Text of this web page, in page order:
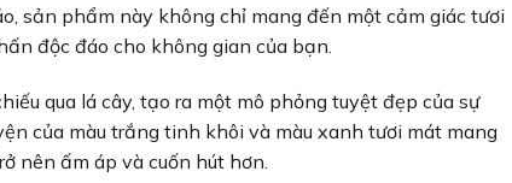
sản phẩm này không chỉ mang đến một cảm giác tươi
độc đáo cho không gian của bạn.
qua lá cây, tạo ra một mô phỏng tuyệt đẹp của sự
của màu trắng tinh khôi và màu xanh tươi mát mang
nên ấm áp và cuốn hút hơn.